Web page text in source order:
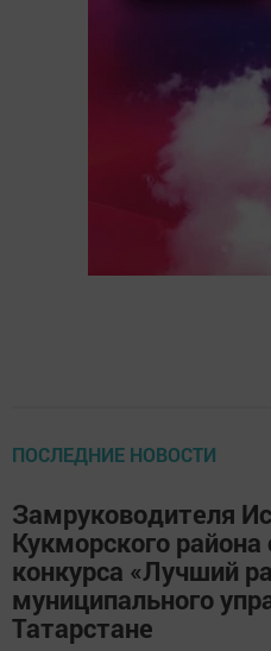
ПОСЛЕДНИЕ НОВОСТИ
Замруководителя
Кукморского
конкурса «Лучший
муниципального
Татарстане